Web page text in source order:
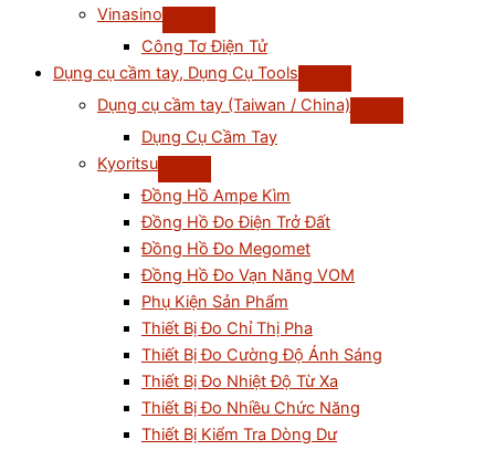
Vinasino
Công Tơ Điện Tử
Dụng cụ cầm tay, Dụng Cụ Tools
Dụng cụ cầm tay (Taiwan / China)
Dụng Cụ Cầm Tay
Kyoritsu
Đồng Hồ Ampe Kìm
Đồng Hồ Đo Điện Trở Đất
Đồng Hồ Đo Megomet
Đồng Hồ Đo Vạn Năng VOM
Phụ Kiện Sản Phẩm
Thiết Bị Đo Chỉ Thị Pha
Thiết Bị Đo Cường Độ Ánh Sáng
Thiết Bị Đo Nhiệt Độ Từ Xa
Thiết Bị Đo Nhiều Chức Năng
Thiết Bị Kiểm Tra Dòng Dư